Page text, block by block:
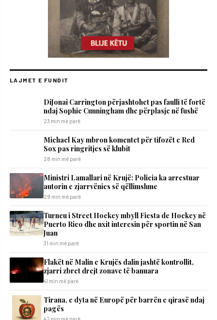
LAJMET E FUNDIT
DiJonai Carrington përjashtohet pas faulli të fortë
ndaj Sophie Cunningham dhe përplasje në fushë
23 min më parë
Michael Kay mbron komentet për tifozët e Red
Sox pas ringritjes së klubit
28 min më parë
Ministri Lamallari në Krujë: Policia ka arrestuar
autorin e zjarrvënies së qëllimshme
29 min më parë
Turneu i Street Hockey mbyll Fiesta de Hockey në
Puerto Rico dhe nxit interesin për sportin në San
Juan
31 min më parë
Flakët në Malin e Krujës dalin jashtë kontrollit,
zjarri zbret drejt zonave të banuara
41 min më parë
Tirana, e dyta në Europë për barrën e qirasë ndaj
pagës
42 min më parë